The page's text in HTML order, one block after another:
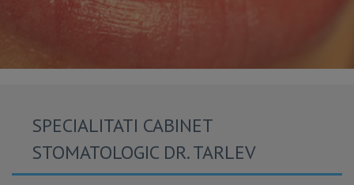
SPECIALITATI CABINET
STOMATOLOGIC DR. TARLEV